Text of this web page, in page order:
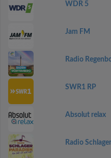
WDR 5
Jam FM
Radio
SWR1 RP
Absolut relax
Radio